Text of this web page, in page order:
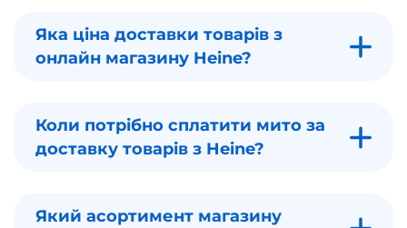
Яка ціна доставки товарів з
онлайн магазину Heine?
Коли потрібно сплатити мито за
доставку товарів з Heine?
Який асортимент магазину